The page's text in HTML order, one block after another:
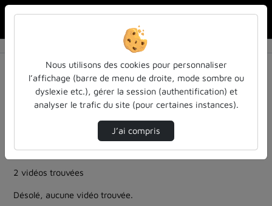
Résultats de la recherche
Filtres actifs (cliquer pour en retirer) :
education
ia-lintelligence-artificielle-approches-et-usages-a-
colloques-et-conferences
education
2 vidéos trouvées
Désolé, aucune vidéo trouvée.
Nous utilisons des cookies pour personnaliser
l’affichage (barre de menu de droite, mode sombre ou
dyslexie etc.), gérer la session (authentification) et
analyser le trafic du site (pour certaines instances).
J’ai compris